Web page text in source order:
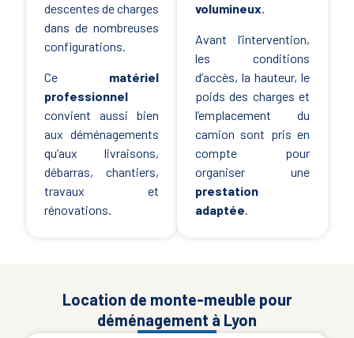
descentes de charges
dans de nombreuses
configurations.
Ce matériel
professionnel
convient aussi bien
aux déménagements
qu’aux livraisons,
débarras, chantiers,
travaux et
rénovations.
volumineux.
Avant l’intervention,
les conditions
d’accès, la hauteur, le
poids des charges et
l’emplacement du
camion sont pris en
compte pour
organiser une
prestation
adaptée
Location de monte-meuble pour
déménagement à Lyon